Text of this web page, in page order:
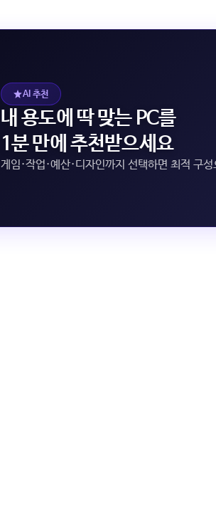
AI 추천
내 용도에 딱 맞는 PC를
1분 만에 추천받으세요
게임·작업·예산·디자인까지 선택하면 최적 구